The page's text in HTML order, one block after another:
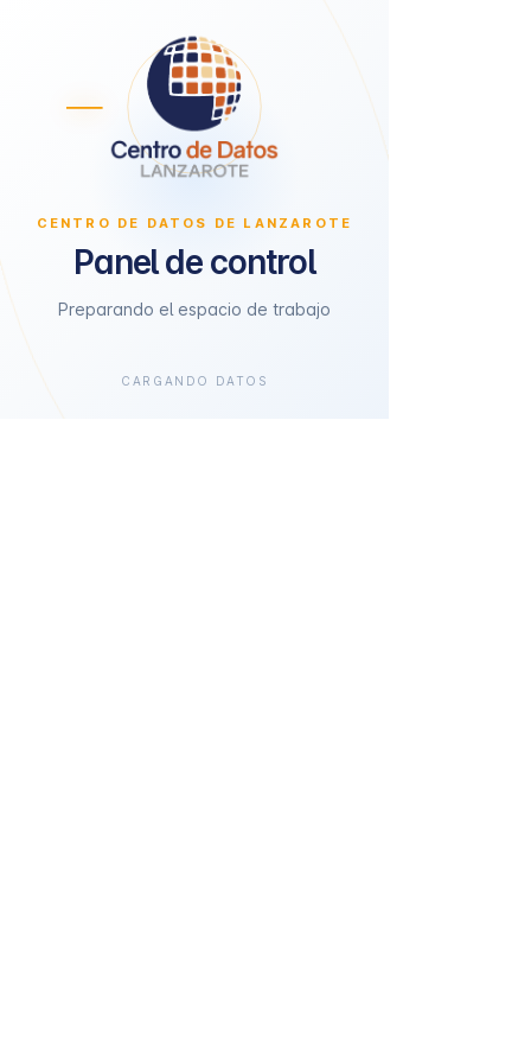
CENTRO DE DATOS DE LANZAROTE
Panel de control
Preparando el espacio de trabajo
CARGANDO DATOS